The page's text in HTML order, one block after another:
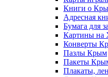
Книги о
Адресная
Бумага для
Картины на
Конверты
Пазлы Крым
Пакеты
Плакаты,